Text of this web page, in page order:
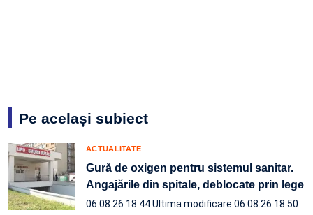
Pe același subiect
ACTUALITATE
Gură de oxigen pentru sistemul sanitar.
Angajările din spitale, deblocate prin lege
06.08.26 18:44Ultima modificare 06.08.26 18:50